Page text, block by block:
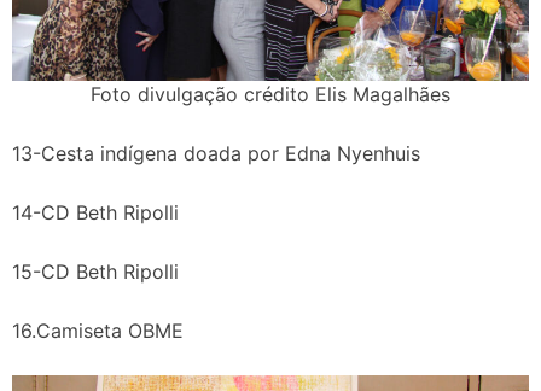
Foto divulgação crédito Elis Magalhães
13-Cesta indígena doada por Edna Nyenhuis
14-CD Beth Ripolli
15-CD Beth Ripolli
16.Camiseta OBME